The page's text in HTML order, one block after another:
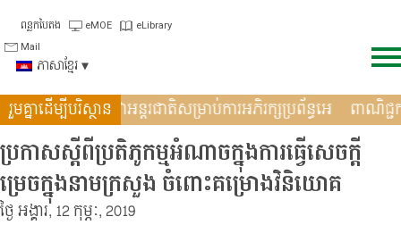
content
ពន្លកបៃតង eMOE
eLibrary
Mail
ភាសាខ្មែរ
រួមគ្នាដើម្បីបរិស្ថាន
ចសហប្រតិបត� ទិវាអន្តរជាតិសម្រាប់ការអភិរក្សប្រព័ន្ធអេ ពាណិជ្
ប្រកាសស្តីពីប្រតិភូកម្មអំណាចក្នុងការធ្វើសេចក្តី
ម្រេចក្នុងនាមក្រសួង ចំពោះគម្រោងវិនិយោគ
ថ្ងៃ អង្គារ, 12 កុម្ភៈ, 2019